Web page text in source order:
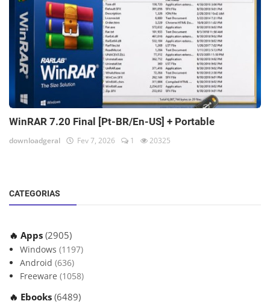
WinRAR 7.20 Final [Pt-BR/En-US] + Portable
downloadgeral Fev 7, 2026 1 20325
CATEGORIAS
🔥 Apps (2905)
Windows (1197)
Android (636)
Freeware (1058)
🔥 Ebooks (6489)